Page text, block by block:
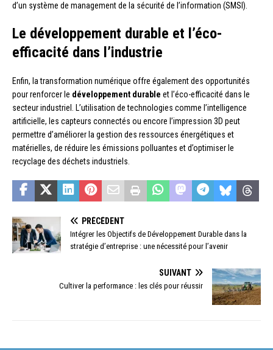
d’un système de management de la sécurité de l’information (SMSI).
Le développement durable et l’éco-
efficacité dans l’industrie
Enfin, la transformation numérique offre également des opportunités
pour renforcer le développement durable et l’éco-efficacité dans le
secteur industriel. L’utilisation de technologies comme l’intelligence
artificielle, les capteurs connectés ou encore l’impression 3D peut
permettre d’améliorer la gestion des ressources énergétiques et
matérielles, de réduire les émissions polluantes et d’optimiser le
recyclage des déchets industriels.
PRÉCÉDENT
Intégrer les Objectifs de Développement Durable dans la
stratégie d’entreprise : une nécessité pour l’avenir
SUIVANT
Cultiver la performance : les clés pour réussir